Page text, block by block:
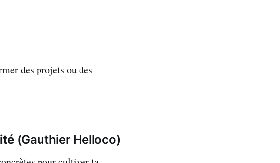
des projets ou des
(Gauthier Helloco)